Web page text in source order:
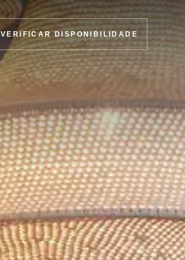
VERIFICAR DISPONIBILIDADE